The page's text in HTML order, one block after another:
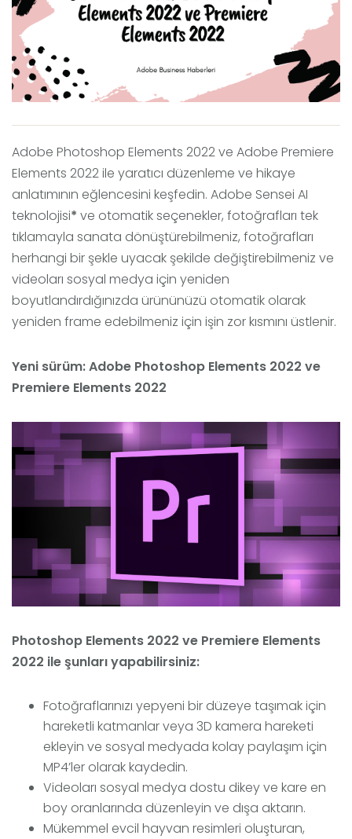
Adobe Photoshop Elements 2022 ve Adobe Premiere
Elements 2022 ile yaratıcı düzenleme ve hikaye
anlatımının eğlencesini keşfedin. Adobe Sensei AI
teknolojisi* ve otomatik seçenekler, fotoğrafları tek
tıklamayla sanata dönüştürebilmeniz, fotoğrafları
herhangi bir şekle uyacak şekilde değiştirebilmeniz ve
videoları sosyal medya için yeniden
boyutlandırdığınızda ürününüzü otomatik olarak
yeniden frame edebilmeniz için işin zor kısmını üstlenir.
Yeni sürüm: Adobe Photoshop Elements 2022 ve
Premiere Elements 2022
Photoshop Elements 2022 ve Premiere Elements
2022 ile şunları yapabilirsiniz:
Fotoğraflarınızı yepyeni bir düzeye taşımak için
hareketli katmanlar veya 3D kamera hareketi
ekleyin ve sosyal medyada kolay paylaşım için
MP4’ler olarak kaydedin.
Videoları sosyal medya dostu dikey ve kare en
boy oranlarında düzenleyin ve dışa aktarın.
Mükemmel evcil hayvan resimleri oluşturan,